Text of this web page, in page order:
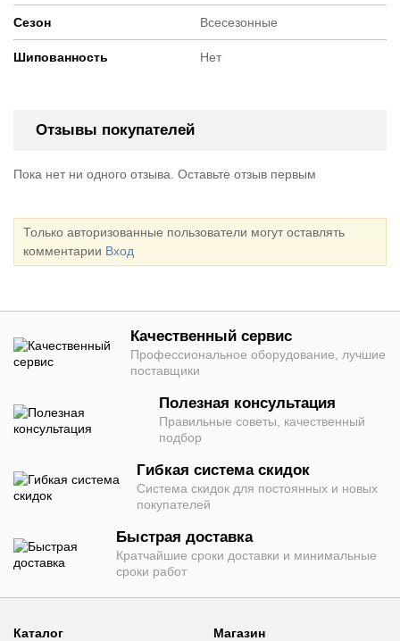
Сезон Всесезонные
Шипованность Нет
Отзывы покупателей
Пока нет ни одного отзыва. Оставьте отзыв первым
Только авторизованные пользователи могут оставлять
комментарии Вход
Качественный сервис
Профессиональное оборудование, лучшие
поставщики
Полезная консультация
Правильные советы, качественный
подбор
Гибкая система скидок
Система скидок для постоянных и новых
покупателей
Быстрая доставка
Кратчайшие сроки доставки и минимальные
сроки работ
Каталог
Магазин